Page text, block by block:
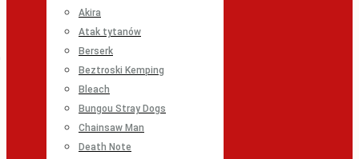
Akira
Atak tytanów
Berserk
Beztroski Kemping
Bleach
Bungou Stray Dogs
Chainsaw Man
Death Note